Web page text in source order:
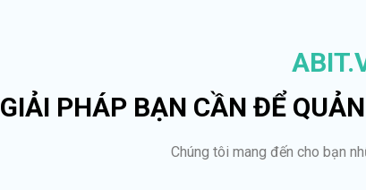
GIẢI PHÁP BẠN CẦN ĐỂ
Chúng tôi mang đến cho bạn